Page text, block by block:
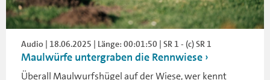
Audio | 18.06.2025 | Länge: 00:01:50 | SR 1 - (c) SR 1
Maulwürfe untergraben die Rennwiese
Überall Maulwurfshügel auf der Wiese, wer kennt